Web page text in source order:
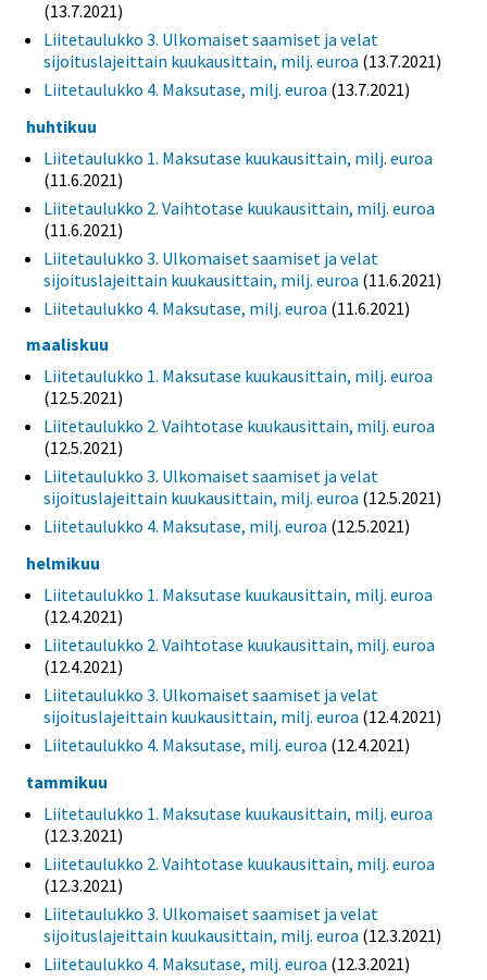
(13.7.2021)
Liitetaulukko 3. Ulkomaiset saamiset ja velat
sijoituslajeittain kuukausittain, milj. euroa (13.7.2021)
Liitetaulukko 4. Maksutase, milj. euroa (13.7.2021)
huhtikuu
Liitetaulukko 1. Maksutase kuukausittain, milj. euroa
(11.6.2021)
Liitetaulukko 2. Vaihtotase kuukausittain, milj. euroa
(11.6.2021)
Liitetaulukko 3. Ulkomaiset saamiset ja velat
sijoituslajeittain kuukausittain, milj. euroa (11.6.2021)
Liitetaulukko 4. Maksutase, milj. euroa (11.6.2021)
maaliskuu
Liitetaulukko 1. Maksutase kuukausittain, milj. euroa
(12.5.2021)
Liitetaulukko 2. Vaihtotase kuukausittain, milj. euroa
(12.5.2021)
Liitetaulukko 3. Ulkomaiset saamiset ja velat
sijoituslajeittain kuukausittain, milj. euroa (12.5.2021)
Liitetaulukko 4. Maksutase, milj. euroa (12.5.2021)
helmikuu
Liitetaulukko 1. Maksutase kuukausittain, milj. euroa
(12.4.2021)
Liitetaulukko 2. Vaihtotase kuukausittain, milj. euroa
(12.4.2021)
Liitetaulukko 3. Ulkomaiset saamiset ja velat
sijoituslajeittain kuukausittain, milj. euroa (12.4.2021)
Liitetaulukko 4. Maksutase, milj. euroa (12.4.2021)
tammikuu
Liitetaulukko 1. Maksutase kuukausittain, milj. euroa
(12.3.2021)
Liitetaulukko 2. Vaihtotase kuukausittain, milj. euroa
(12.3.2021)
Liitetaulukko 3. Ulkomaiset saamiset ja velat
sijoituslajeittain kuukausittain, milj. euroa (12.3.2021)
Liitetaulukko 4. Maksutase, milj. euroa (12.3.2021)